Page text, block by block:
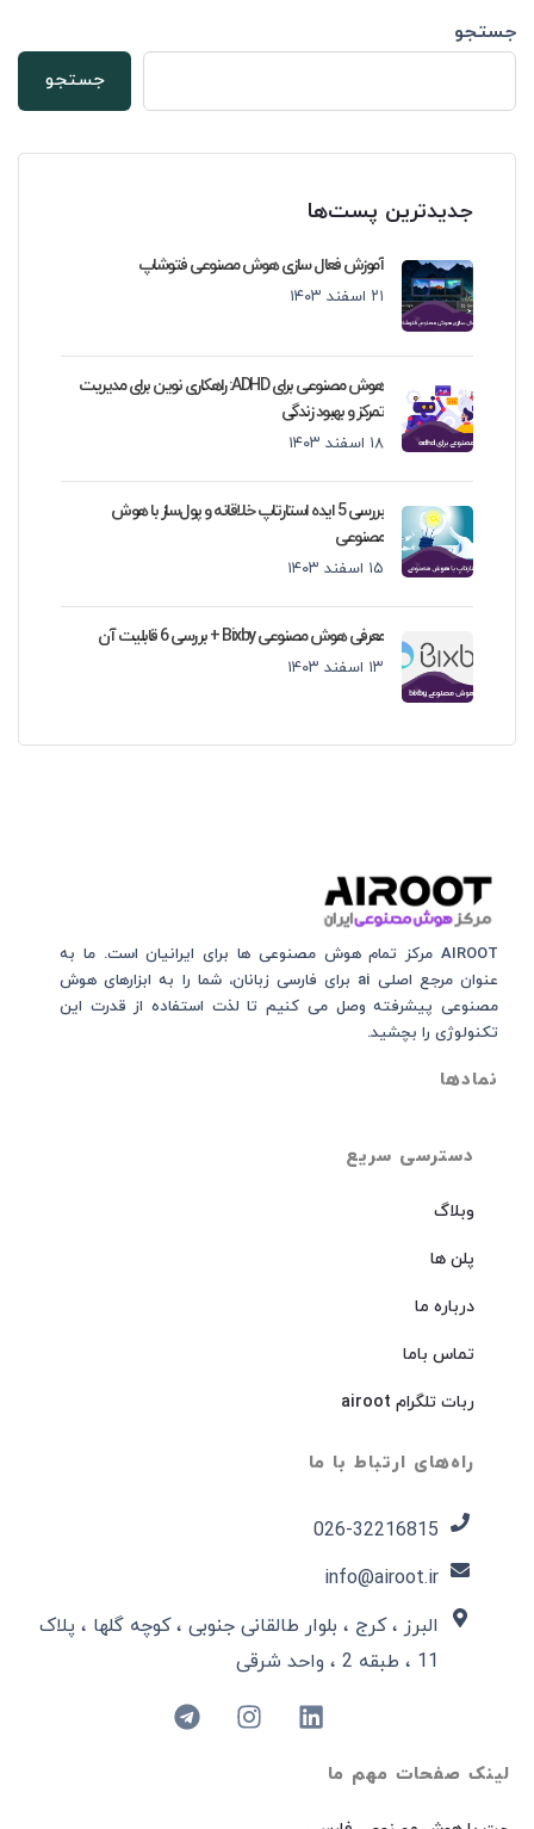
جستجو
جستجو
جدیدترین پست‌ها
آموزش فعال سازی هوش مصنوعی فتوشاپ
۲۱ اسفند ۱۴۰۳
هوش مصنوعی برای ADHD: راهکاری نوین برای مدیریت
تمرکز و بهبود زندگی
۱۸ اسفند ۱۴۰۳
بررسی 5 ایده استارتاپ خلاقانه و پول‌ساز با هوش
مصنوعی
۱۵ اسفند ۱۴۰۳
معرفی هوش مصنوعی Bixby + بررسی 6 قابلیت آن
۱۳ اسفند ۱۴۰۳
لینک صفحات مهم ما
دسترسی سریع
وبلاگ
پلن ها
درباره ما
تماس باما
ربات تلگرام airoot
راه‌های ارتباط با ما
026-32216815​
info@airoot.ir
البرز ، کرج ، بلوار طالقانی جنوبی ، کوچه گلها ، پلاک
11 ، طبقه 2 ، واحد شرقی
AIROOT مرکز تمام هوش مصنوعی‌‌‌ ها برای ایرانیان است. ما به
عنوان مرجع اصلی ai برای فارسی زبانان، شما را به ابزارهای هوش
مصنوعی پیشرفته وصل می کنیم تا لذت استفاده از قدرت این
تکنولوژی را بچشید.
نمادها